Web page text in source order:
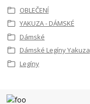
OBLEČENÍ
YAKUZA - DÁMSKÉ
Dámské
Dámské Legíny Yakuza
Legíny